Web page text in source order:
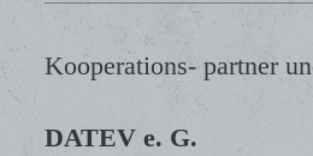
Kooperations- partner
DATEV e. G.